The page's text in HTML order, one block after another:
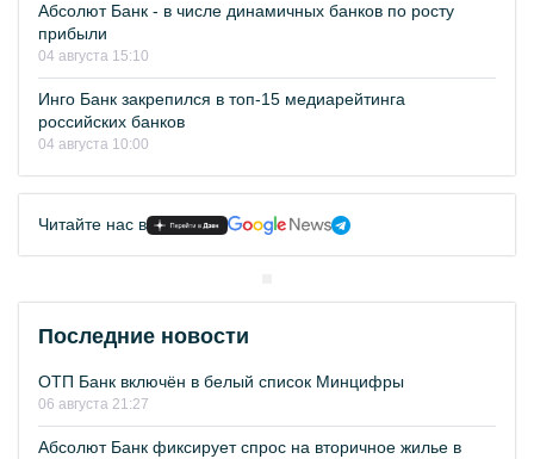
Абсолют Банк - в числе динамичных банков по росту
прибыли
04 августа 15:10
Инго Банк закрепился в топ-15 медиарейтинга
российских банков
04 августа 10:00
Читайте нас в
Последние новости
ОТП Банк включён в белый список Минцифры
06 августа 21:27
Абсолют Банк фиксирует спрос на вторичное жилье в